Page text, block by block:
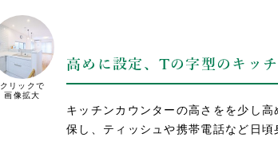
クリックで
画像拡大
高めに設定、Tの字型のキッチ
キッチンカウンターの高さをを少し
保し、ティッシュや携帯電話など日